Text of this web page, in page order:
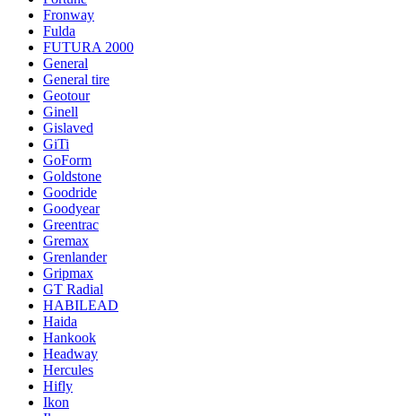
Fronway
Fulda
FUTURA 2000
General
General tire
Geotour
Ginell
Gislaved
GiTi
GoForm
Goldstone
Goodride
Goodyear
Greentrac
Gremax
Grenlander
Gripmax
GT Radial
HABILEAD
Haida
Hankook
Headway
Hercules
Hifly
Ikon